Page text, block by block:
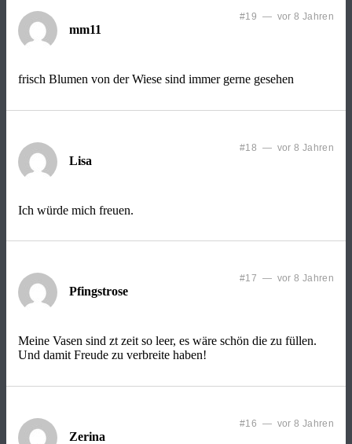
mm11
#19 — vor 8 Jahren
frisch Blumen von der Wiese sind immer gerne gesehen
Lisa
#18 — vor 8 Jahren
Ich würde mich freuen.
Pfingstrose
#17 — vor 8 Jahren
Meine Vasen sind zt zeit so leer, es wäre schön die zu füllen.
Und damit Freude zu verbreite haben!
Zerina
#16 — vor 8 Jahren